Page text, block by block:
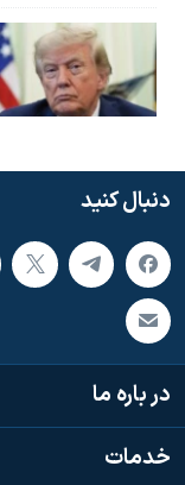
دنبال کنید
در باره ما
خدمات